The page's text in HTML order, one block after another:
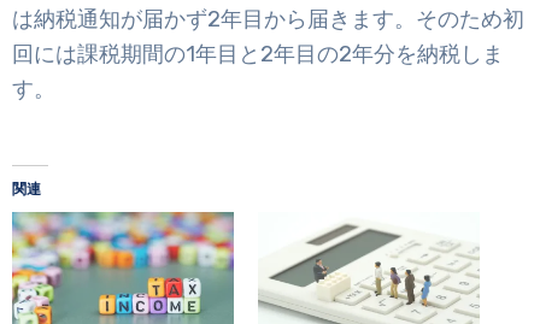
は納税通知が届かず2年目から届きます。そのため初
回には課税期間の1年目と2年目の2年分を納税しま
す。
関連